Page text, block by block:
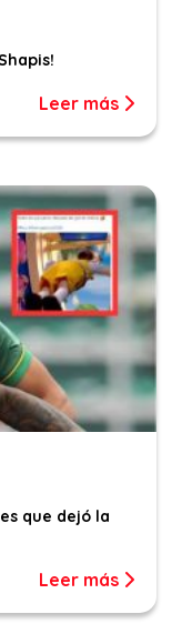
Leer más
que dejó la
Leer más